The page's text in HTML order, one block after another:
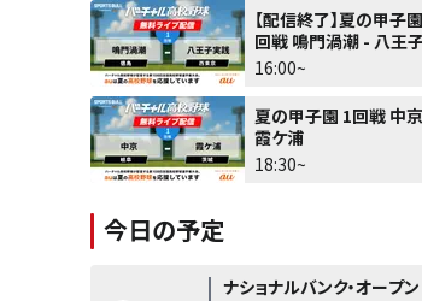
【配信終了】夏の甲子
回戦 鳴門渦潮 - 八王
践
16:00~
夏の甲子園 1回戦 中
霞ケ浦
18:30~
今日の予定
ナショナルバンク・オープン